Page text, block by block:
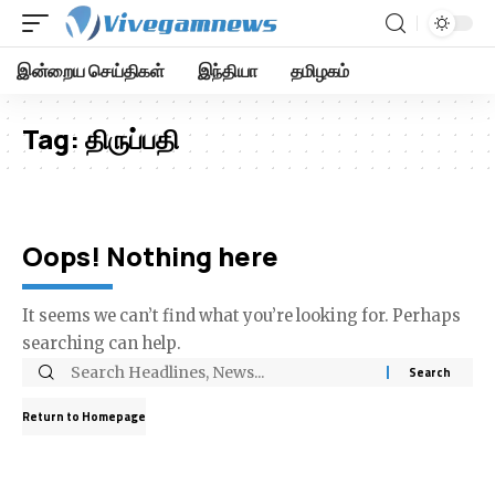
இன்றைய செய்திகள் இந்தியா தமிழகம்
Tag: திருப்பதி
Oops! Nothing here
It seems we can’t find what you’re looking for. Perhaps
searching can help.
Return to Homepage